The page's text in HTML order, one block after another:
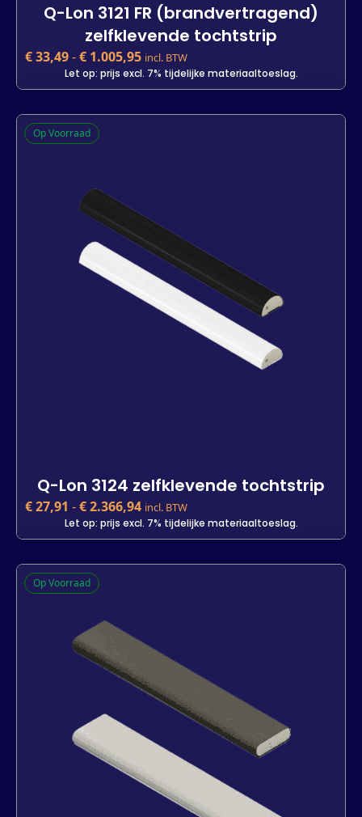
Q-Lon 3121 FR (brandvertragend)
zelfklevende tochtstrip
€33,49-€ 1.005,95 incl. BTW
Let op: prijs excl. 7% tijdelijke materiaaltoeslag.
Q-Lon 3121 FR (brandvertragend)
zelfklevende tochtstrip
25 m
In winkelwagen
Op Voorraad
Q-Lon 3124 zelfklevende tochtstrip
€27,91 -€2.366,94 incl. BTW
Let op: prijs excl. 7% tijdelijke materiaaltoeslag.
Q-Lon 3124 zelfklevende tochtstrip
€27,91 incl. BTW
7 m 25 m 2000 m
In winkelwagen
Op Voorraad